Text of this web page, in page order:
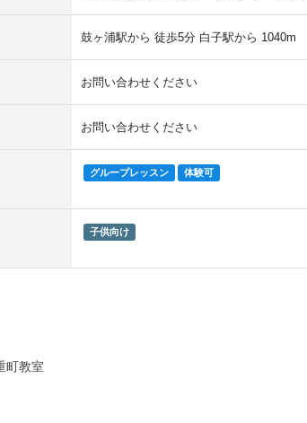
鼓ヶ浦駅から 徒歩5分 白子駅から 1040m
お問い合わせください
お問い合わせください
グループレッスン 体験可
子供向け
町教室